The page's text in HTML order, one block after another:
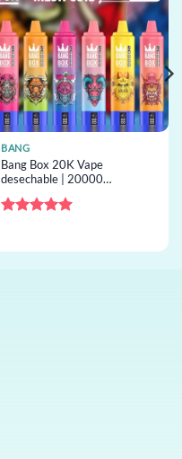
BANG
Bang Box 20K Vape
desechable | 20000
Type-C, desechable al por